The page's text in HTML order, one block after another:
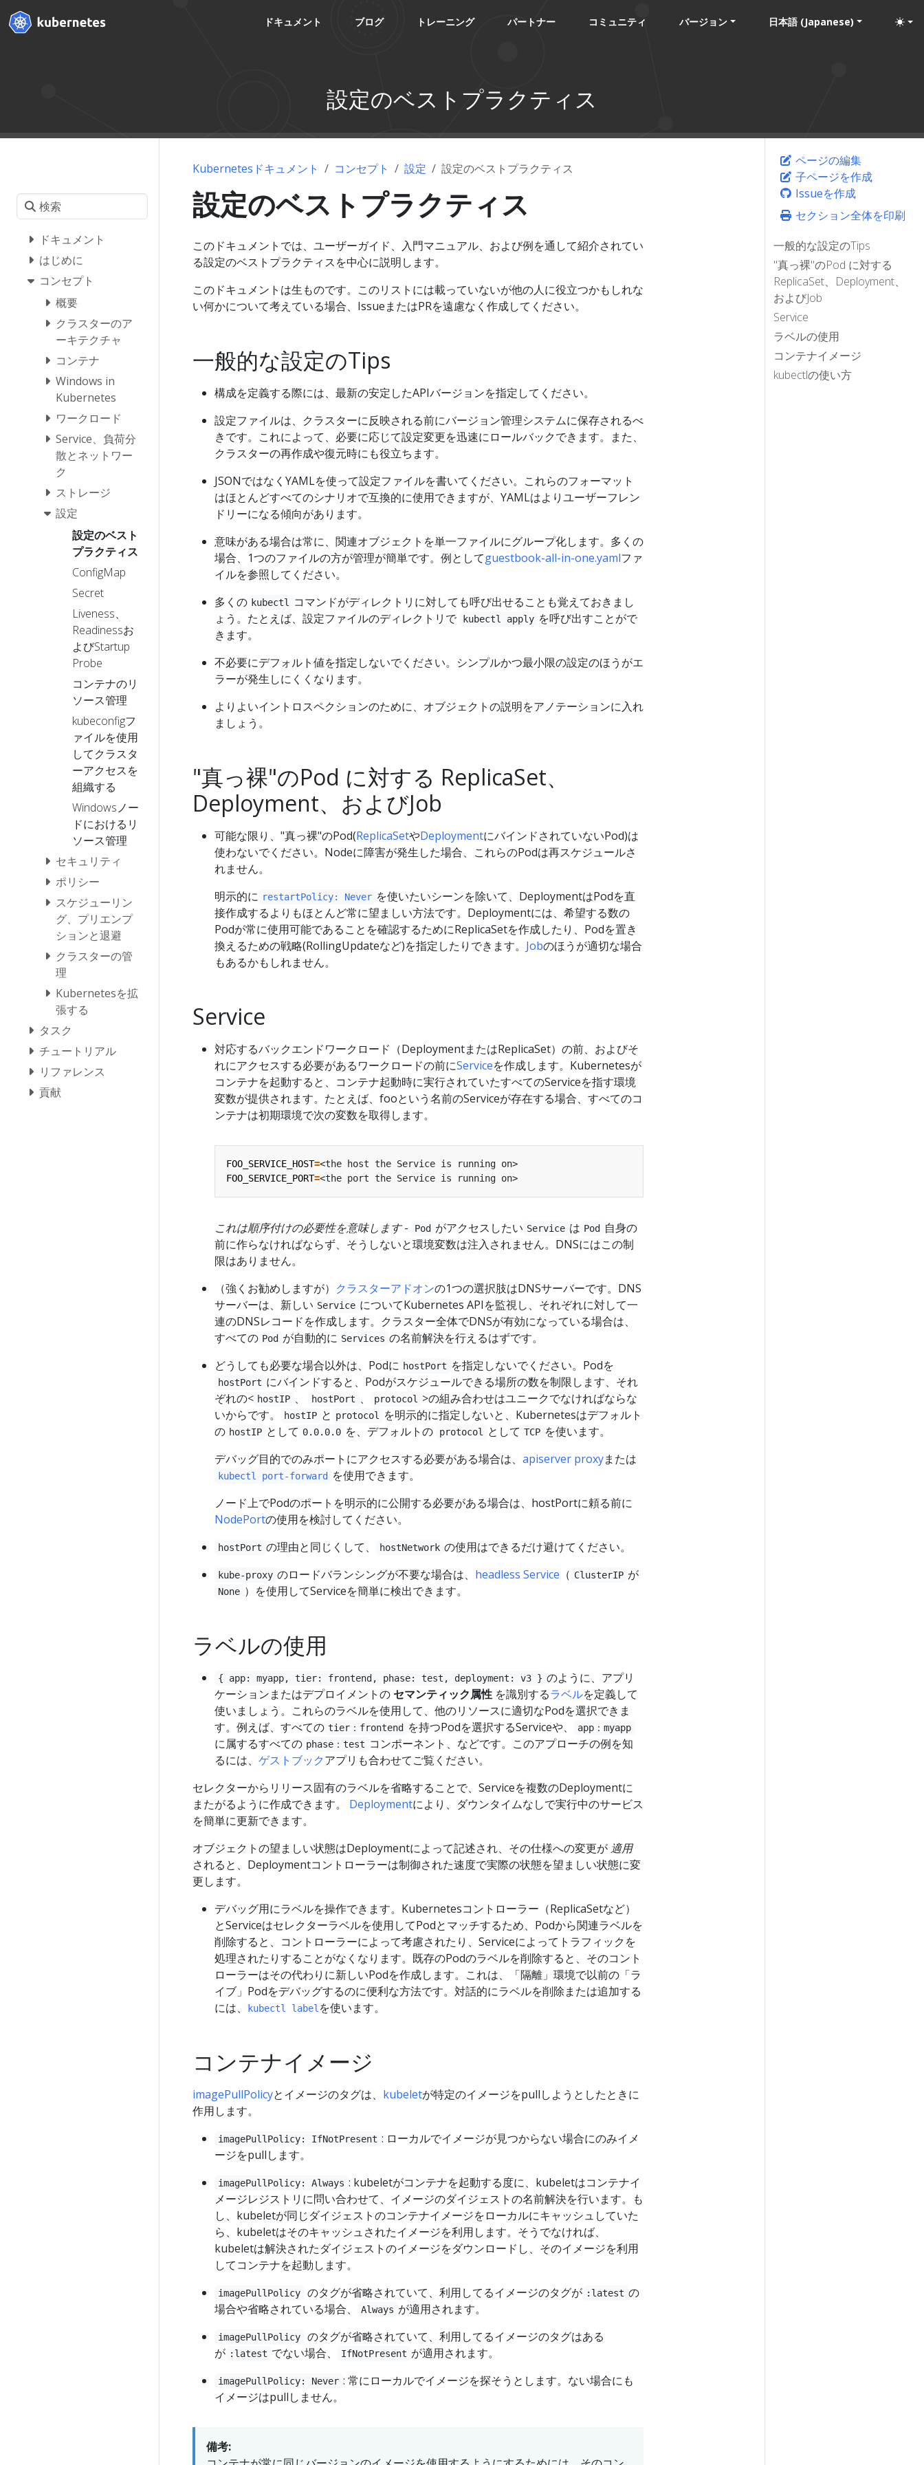
ドキュメント ブログ トレーニング パートナー コミュニティ バージョン 日本語 (Japanese)
設定のベストプラクティス
ドキュメント
はじめに
コンセプト
概要
クラスターのア
ーキテクチャ
コンテナ
Windows in
Kubernetes
ワークロード
Service、負荷分
散とネットワー
ク
ストレージ
設定
設定のベスト
プラクティス
ConfigMap
Secret
Liveness、
Readinessお
よびStartup
Probe
コンテナのリ
ソース管理
kubeconfigフ
ァイルを使用
してクラスタ
ーアクセスを
組織する
Windowsノー
ドにおけるリ
ソース管理
セキュリティ
ポリシー
スケジューリン
グ、プリエンプ
ションと退避
クラスターの管
理
Kubernetesを拡
張する
タスク
チュートリアル
リファレンス
貢献
ページの編集
子ページを作成
Issueを作成
セクション全体を印刷
一般的な設定のTips
"真っ裸"のPod に対する
ReplicaSet、Deployment、
およびJob
Service
ラベルの使用
コンテナイメージ
kubectlの使い方
Kubernetesドキュメント コンセプト 設定 設定のベストプラクティス
設定のベストプラクティス
このドキュメントでは、ユーザーガイド、入門マニュアル、および例を通して紹介されてい
る設定のベストプラクティスを中心に説明します。
このドキュメントは生ものです。このリストには載っていないが他の人に役立つかもしれな
い何かについて考えている場合、IssueまたはPRを遠慮なく作成してください。
一般的な設定のTips
構成を定義する際には、最新の安定したAPIバージョンを指定してください。
設定ファイルは、クラスターに反映される前にバージョン管理システムに保存されるべ
きです。これによって、必要に応じて設定変更を迅速にロールバックできます。また、
クラスターの再作成や復元時にも役立ちます。
JSONではなくYAMLを使って設定ファイルを書いてください。これらのフォーマット
はほとんどすべてのシナリオで互換的に使用できますが、YAMLはよりユーザーフレン
ドリーになる傾向があります。
意味がある場合は常に、関連オブジェクトを単一ファイルにグループ化します。多くの
場合、1つのファイルの方が管理が簡単です。例としてguestbook-all-in-one.yamlファ
イルを参照してください。
多くの kubectl
コマンドがディレクトリに対しても呼び出せることも覚えておきまし
ょう。たとえば、設定ファイルのディレクトリで
kubectl apply を呼び出すことがで
きます。
不必要にデフォルト値を指定しないでください。シンプルかつ最小限の設定のほうがエ
ラーが発生しにくくなります。
よりよいイントロスペクションのために、オブジェクトの説明をアノテーションに入れ
ましょう。
"真っ裸"のPod に対する ReplicaSet、
Deployment、およびJob
可能な限り、"真っ裸"のPod(ReplicaSetやDeploymentにバインドされていないPod)は
使わないでください。Nodeに障害が発生した場合、これらのPodは再スケジュールさ
れません。
明示的に restartPolicy: Never を使いたいシーンを除いて、DeploymentはPodを直
接作成するよりもほとんど常に望ましい方法です。Deploymentには、希望する数の
Podが常に使用可能であることを確認するためにReplicaSetを作成したり、Podを置き
換えるための戦略(RollingUpdateなど)を指定したりできます。 Jobのほうが適切な場合
もあるかもしれません。
Service
対応するバックエンドワークロード（DeploymentまたはReplicaSet）の前、およびそ
れにアクセスする必要があるワークロードの前にServiceを作成します。Kubernetesが
コンテナを起動すると、コンテナ起動時に実行されていたすべてのServiceを指す環境
変数が提供されます。たとえば、fooという名前のServiceが存在する場合、すべてのコ
ンテナは初期環境で次の変数を取得します。
FOO_SERVICE_HOST=
FOO_SERVICE_PORT=
これは順序付けの必要性を意味します- Pod がアクセスしたい Service は Pod
自身の
前に作らなければならず、そうしないと環境変数は注入されません。DNSにはこの制
限はありません。
（強くお勧めしますが） クラスターアドオンの1つの選択肢はDNSサーバーです。DNS
サーバーは、新しい Service についてKubernetes APIを監視し、それぞれに対して一
連のDNSレコードを作成します。クラスター全体でDNSが有効になっている場合は、
すべての Pod が自動的に Services の名前解決を行えるはずです。
どうしても必要な場合以外は、Podに hostPort を指定しないでください。Podを
hostPort にバインドすると、Podがスケジュールできる場所の数を制限します、それ
ぞれの< hostIP 、 hostPort 、 protocol
>の組み合わせはユニークでなければならな
いからです。
hostIP と protocol
を明示的に指定しないと、Kubernetesはデフォルト
の hostIP として 0.0.0.0 を、デフォルトの protocol として TCP を使います。
デバッグ目的でのみポートにアクセスする必要がある場合は、 apiserver proxyまたは
kubectl port-forward
を使用できます。
ノード上でPodのポートを明示的に公開する必要がある場合は、hostPortに頼る前に
NodePortの使用を検討してください。
hostPort の理由と同じくして、 hostNetwork の使用はできるだけ避けてください。
kube-proxy のロードバランシングが不要な場合は、 headless Service （ ClusterIP が
None ）を使用してServiceを簡単に検出できます。
ラベルの使用
{ app: myapp, tier: frontend, phase: test, deployment: v3 } のように、アプリ
ケーションまたはデプロイメントの セマンティック属性 を識別するラベルを定義して
使いましょう。これらのラベルを使用して、他のリソースに適切なPodを選択できま
す。例えば、すべての tier：frontend を持つPodを選択するServiceや、 app：myapp
に属するすべての phase：test コンポーネント、などです。このアプローチの例を知
るには、 ゲストブックアプリも合わせてご覧ください。
セレクターからリリース固有のラベルを省略することで、Serviceを複数のDeploymentに
またがるように作成できます。 Deploymentにより、ダウンタイムなしで実行中のサービス
を簡単に更新できます。
オブジェクトの望ましい状態はDeploymentによって記述され、その仕様への変更が 適用
されると、Deploymentコントローラーは制御された速度で実際の状態を望ましい状態に変
更します。
デバッグ用にラベルを操作できます。Kubernetesコントローラー（ReplicaSetなど）
とServiceはセレクターラベルを使用してPodとマッチするため、Podから関連ラベルを
削除すると、コントローラーによって考慮されたり、Serviceによってトラフィックを
処理されたりすることがなくなります。既存のPodのラベルを削除すると、そのコント
ローラーはその代わりに新しいPodを作成します。これは、「隔離」環境で以前の「ラ
イブ」Podをデバッグするのに便利な方法です。対話的にラベルを削除または追加する
には、
kubectl label を使います。
コンテナイメージ
imagePullPolicyとイメージのタグは、 kubeletが特定のイメージをpullしようとしたときに
作用します。
imagePullPolicy: IfNotPresent : ローカルでイメージが見つからない場合にのみイメ
ージをpullします。
imagePullPolicy: Always : kubeletがコンテナを起動する度に、kubeletはコンテナイ
メージレジストリに問い合わせて、イメージのダイジェストの名前解決を行います。も
し、kubeletが同じダイジェストのコンテナイメージをローカルにキャッシュしていた
ら、kubeletはそのキャッシュされたイメージを利用します。そうでなければ、
kubeletは解決されたダイジェストのイメージをダウンロードし、そのイメージを利用
してコンテナを起動します。
imagePullPolicy のタグが省略されていて、利用してるイメージのタグが :latest の
場合や省略されている場合、
Always が適用されます。
imagePullPolicy
のタグが省略されていて、利用してるイメージのタグはある
が :latest でない場合、 IfNotPresent が適用されます。
imagePullPolicy: Never : 常にローカルでイメージを探そうとします。ない場合にも
イメージはpullしません。
備考: